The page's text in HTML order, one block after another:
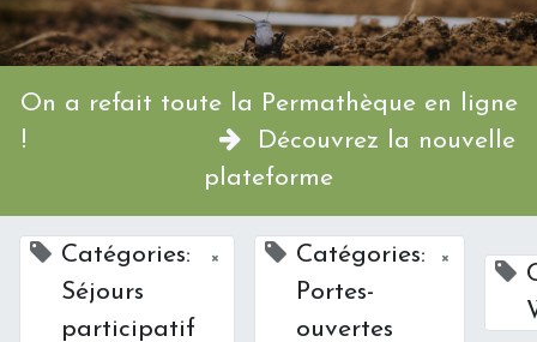
On a refait toute la Permathèque en ligne
!
Découvrez la nouvelle
plateforme
Catégories:
Séjours
participatif
×
Catégories:
Portes-
ouvertes
×